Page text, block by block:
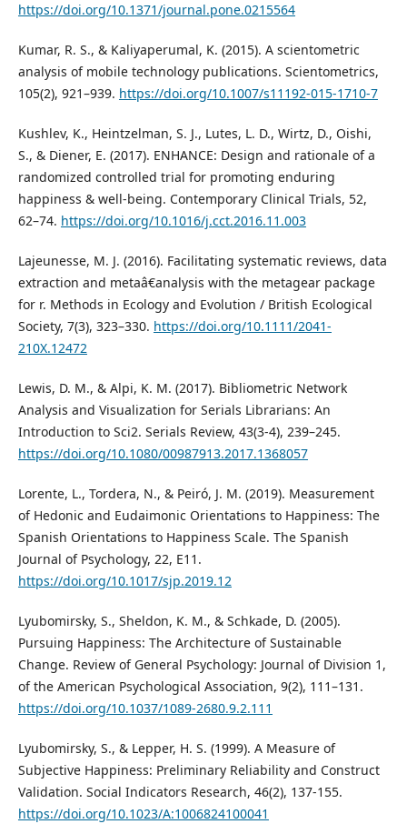
https://doi.org/10.1371/journal.pone.0215564
Kumar, R. S., & Kaliyaperumal, K. (2015). A scientometric
analysis of mobile technology publications. Scientometrics,
105(2), 921–939. https://doi.org/10.1007/s11192-015-1710-7
Kushlev, K., Heintzelman, S. J., Lutes, L. D., Wirtz, D., Oishi,
S., & Diener, E. (2017). ENHANCE: Design and rationale of a
randomized controlled trial for promoting enduring
happiness & well-being. Contemporary Clinical Trials, 52,
62–74. https://doi.org/10.1016/j.cct.2016.11.003
Lajeunesse, M. J. (2016). Facilitating systematic reviews, data
extraction and metaâ€analysis with the metagear package
for r. Methods in Ecology and Evolution / British Ecological
Society, 7(3), 323–330. https://doi.org/10.1111/2041-
210X.12472
Lewis, D. M., & Alpi, K. M. (2017). Bibliometric Network
Analysis and Visualization for Serials Librarians: An
Introduction to Sci2. Serials Review, 43(3-4), 239–245.
https://doi.org/10.1080/00987913.2017.1368057
Lorente, L., Tordera, N., & Peiró, J. M. (2019). Measurement
of Hedonic and Eudaimonic Orientations to Happiness: The
Spanish Orientations to Happiness Scale. The Spanish
Journal of Psychology, 22, E11.
https://doi.org/10.1017/sjp.2019.12
Lyubomirsky, S., Sheldon, K. M., & Schkade, D. (2005).
Pursuing Happiness: The Architecture of Sustainable
Change. Review of General Psychology: Journal of Division 1,
of the American Psychological Association, 9(2), 111–131.
https://doi.org/10.1037/1089-2680.9.2.111
Lyubomirsky, S., & Lepper, H. S. (1999). A Measure of
Subjective Happiness: Preliminary Reliability and Construct
Validation. Social Indicators Research, 46(2), 137-155.
https://doi.org/10.1023/A:1006824100041